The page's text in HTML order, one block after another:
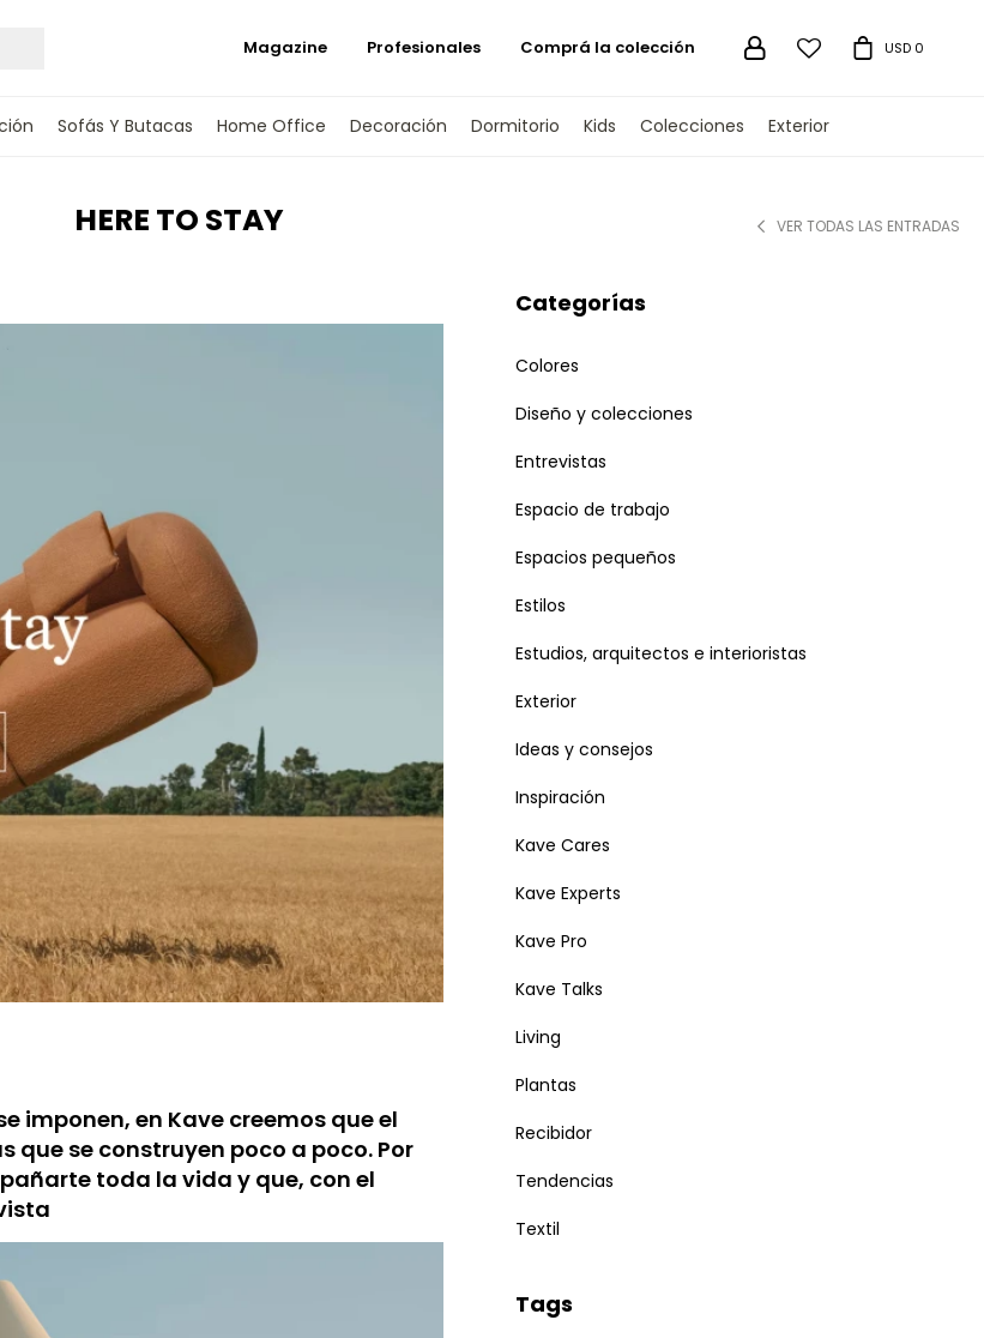
Sofás Y Butacas Home Office Decoración Dormitorio Kids Colecciones Exterior
 USD 0
Magazine Profesionales Comprá la colección
HERE TO STAY VER TODAS LAS ENTRADAS
imponen, en Kave creemos que el
que se construyen poco a poco. Por
toda la vida y que, con el
Categorías
Colores
Diseño y colecciones
Entrevistas
Espacio de trabajo
Espacios pequeños
Estilos
Estudios, arquitectos e interioristas
Exterior
Ideas y consejos
Inspiración
Kave Cares
Kave Experts
Kave Pro
Kave Talks
Living
Plantas
Recibidor
Tendencias
Textil
Tags